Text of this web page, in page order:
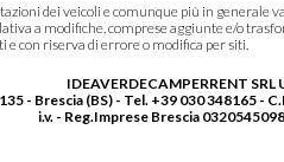
dei veicoli e comunque più in generale
a modifiche, comprese aggiunte e/o
con riserva di errore o modifica per siti.
IDEAVERDECAMPERRENT SRL
- Brescia (BS) - Tel. +39 030 348165 -
i.v. - Reg.Imprese Brescia